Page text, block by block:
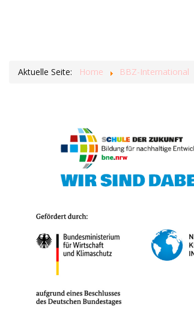
Aktuelle Seite: Home BBZ-International